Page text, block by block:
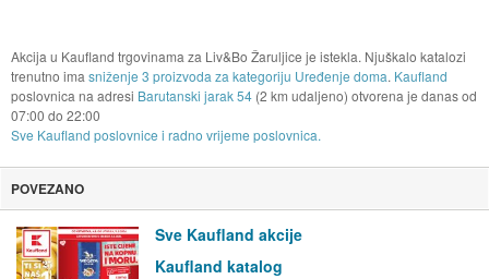
Akcija u Kaufland trgovinama za Liv&Bo Žaruljice je istekla. Njuškalo katalozi
trenutno ima sniženje 3 proizvoda za kategoriju Uređenje doma. Kaufland
poslovnica na adresi Barutanski jarak 54(2 km udaljeno) otvorena je danas od
07:00 do 22:00
Sve Kaufland poslovnice i radno vrijeme poslovnica.
POVEZANO
Sve Kaufland akcije
Kaufland katalog